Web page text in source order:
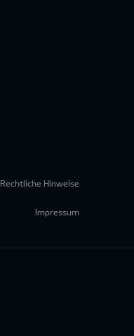
Rechtliche Hinweise
Impressum